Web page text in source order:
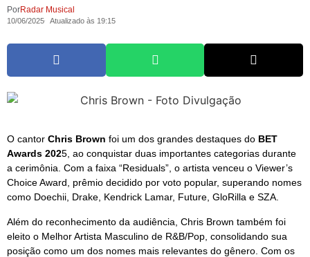
PorRadar Musical
10/06/2025 Atualizado às 19:15
O cantor Chris Brown foi um dos grandes destaques do BET
Awards 2025, ao conquistar duas importantes categorias durante
a cerimônia. Com a faixa “Residuals”, o artista venceu o Viewer’s
Choice Award, prêmio decidido por voto popular, superando nomes
como Doechii, Drake, Kendrick Lamar, Future, GloRilla e SZA.
Além do reconhecimento da audiência, Chris Brown também foi
eleito o Melhor Artista Masculino de R&B/Pop, consolidando sua
posição como um dos nomes mais relevantes do gênero. Com os